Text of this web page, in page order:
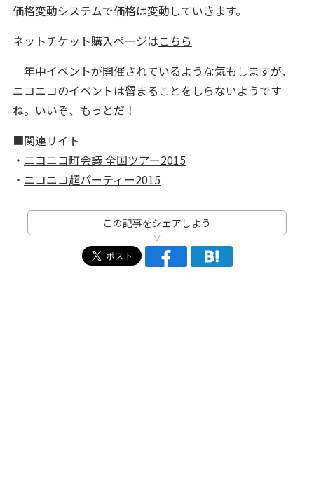
価格変動システムで価格は変動していきます。
ネットチケット購入ページはこちら
年中イベントが開催されているような気もしますが、
ニコニコのイベントは留まることをしらないようです
ね。いいぞ、もっとだ！
■関連サイト
・ ニコニコ町会議 全国ツアー2015
・ ニコニコ超パーティー2015
この記事をシェアしよう